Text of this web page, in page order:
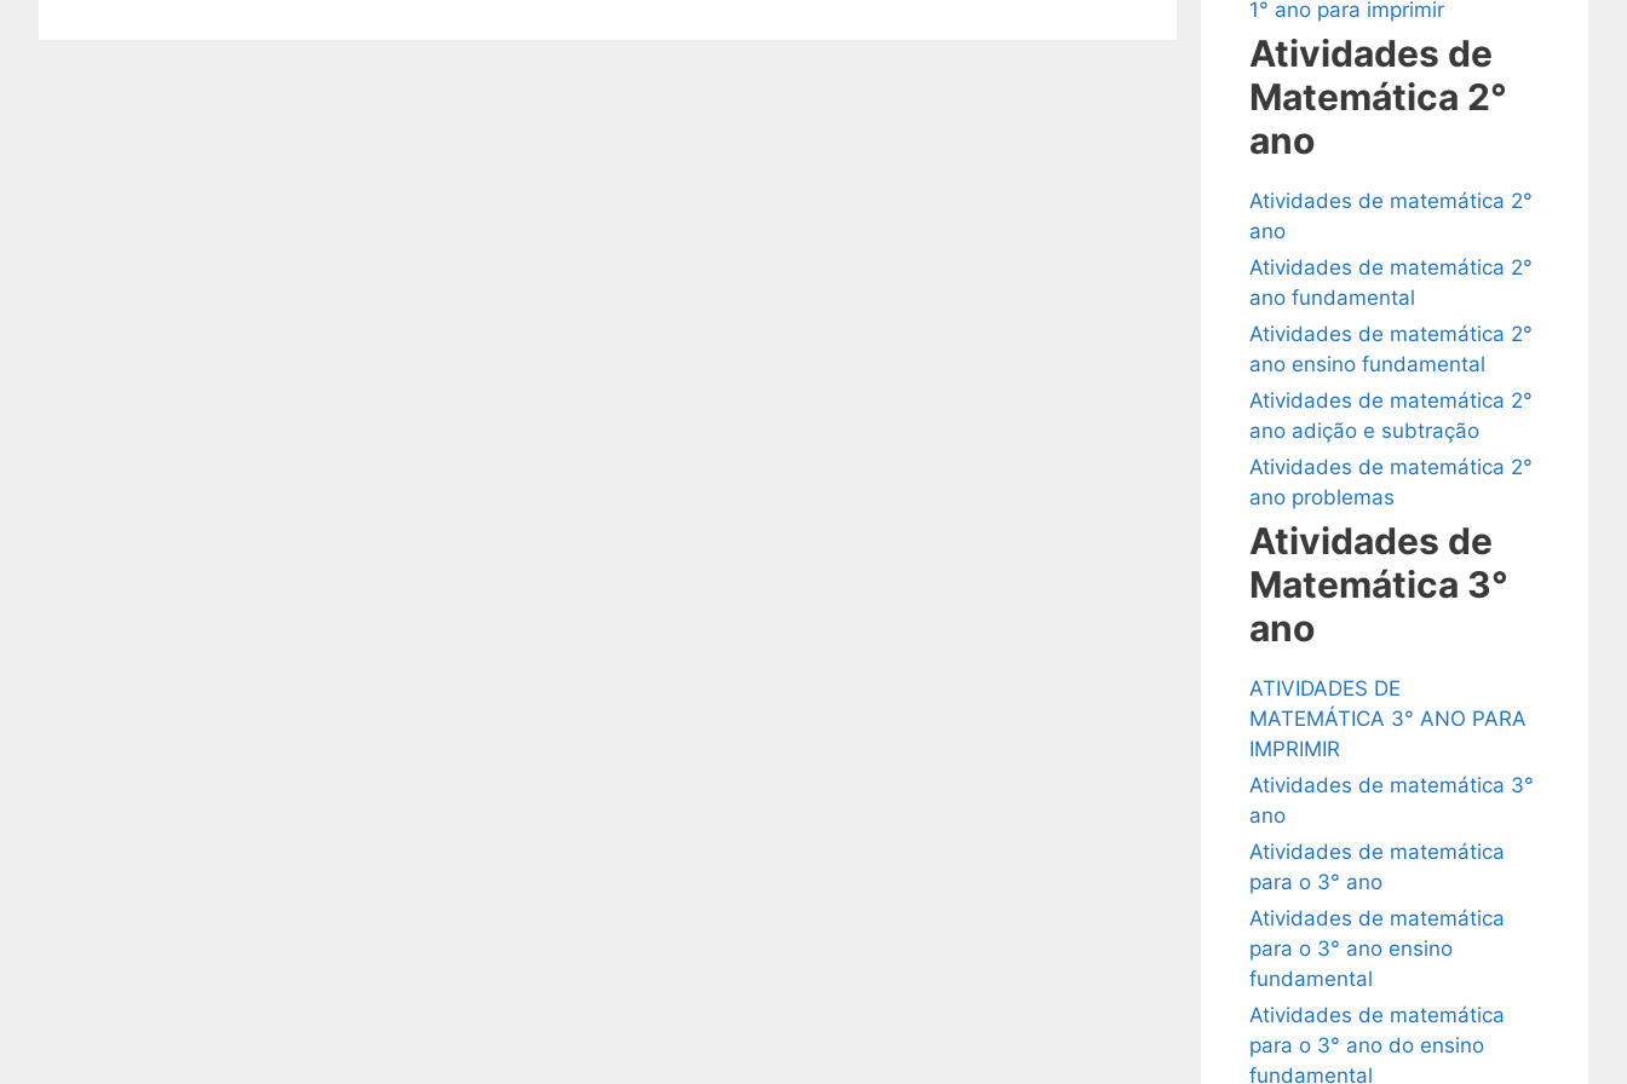
1° ano para imprimir
Atividades de
Matemática 2°
ano
Atividades de matemática 2°
ano
Atividades de matemática 2°
ano fundamental
Atividades de matemática 2°
ano ensino fundamental
Atividades de matemática 2°
ano adição e subtração
Atividades de matemática 2°
ano problemas
Atividades de
Matemática 3°
ano
ATIVIDADES DE
MATEMÁTICA 3° ANO PARA
IMPRIMIR
Atividades de matemática 3°
ano
Atividades de matemática
para o 3° ano
Atividades de matemática
para o 3° ano ensino
fundamental
Atividades de matemática
para o 3° ano do ensino
fundamental